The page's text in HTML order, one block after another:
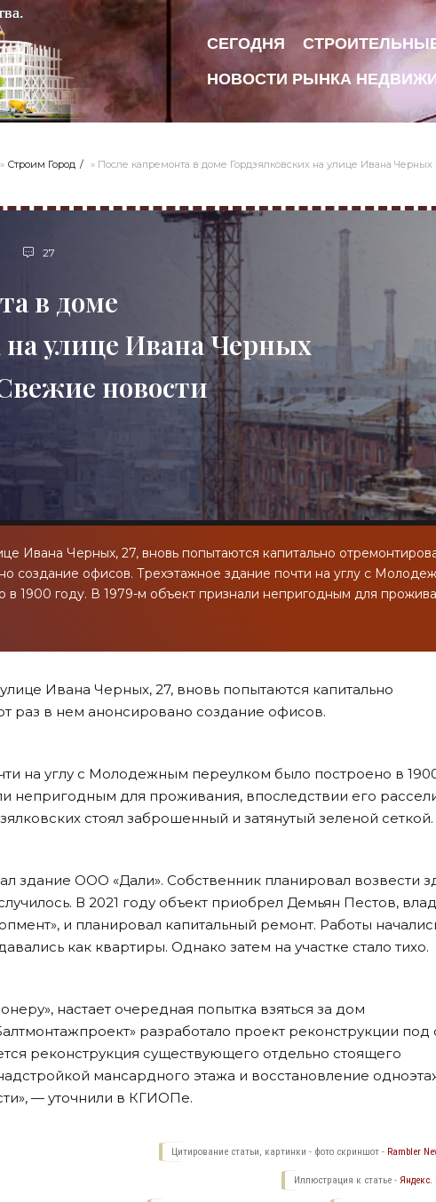
СЕГОДНЯ
НОВОСТИ РЫНКА
» Строим Город » После капремонта в доме Гордзялковских на улице Ивана
27
в доме
на улице Ивана Черных
новости
Ивана Черных, 27, вновь попытаются капитально
создание офисов. Трехэтажное здание почти на углу с
в 1900 году. В 1979-м объект признали непригодным для
Ивана Черных, 27, вновь попытаются капитально
раз в нем анонсировано создание офисов.
на углу с Молодежным переулком было построено в
непригодным для проживания, впоследствии его
стоял заброшенный и затянутый зеленой сеткой.
здание ООО «Дали». Собственник планировал возвести
В 2021 году объект приобрел Демьян Пестов,
и планировал капитальный ремонт. Работы
как квартиры. Однако затем на участке стало тихо.
настает очередная попытка взяться за дом
разработало проект реконструкции
реконструкция существующего отдельно стоящего
мансардного этажа и восстановление
— уточнили в КГИОПе.
Цитирование статьи, картинки - фото скриншот - Rambler
Иллюстрация к статье - Яндекс.